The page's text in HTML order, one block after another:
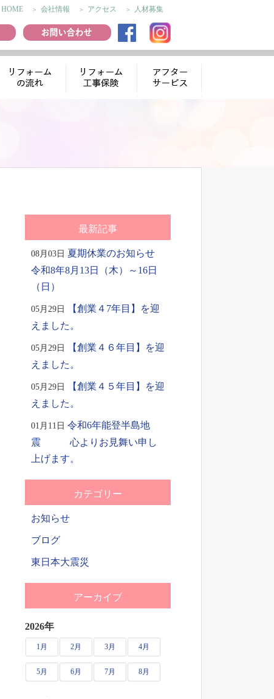
HOME 会社情報 アクセス 人材募集
最新記事
08月03日 夏期休業のお知らせ
令和8年8月13日（木）～16日
（日）
05月29日
【創業４7年目】を迎
えました。
05月29日
【創業４６年目】を迎
えました。
05月29日
【創業４５年目】を迎
えました。
01月11日 令和6年能登半島地
震 心よりお見舞い申し
上げます。
カテゴリー
お知らせ
ブログ
東日本大震災
アーカイブ
2026年
1月 2月 3月 4月
5月 6月 7月 8月